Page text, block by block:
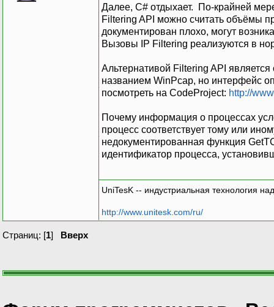
Далее, C# отдыхает. По-крайней
Filtering API можно считать объёмы
документирован плохо, могут
Вызовы IP Filtering реализуются в
Альтернативой Filtering API
названием WinPcap, но интерфейс
посмотреть на CodeProject: http://
Почему информация о процессах
процесс соответствует тому или
недокументированная функция
идентификатор процесса,
UniTesK -- индустриальная технология
http://www.unitesk.com/ru/
Страниц: [1] Вверх